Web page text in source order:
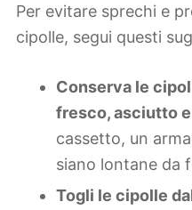
Per evitare sprechi e
cipolle, segui questi
Conserva le
fresco, asciutto
cassetto, un
siano lontane da
Togli le cipolle